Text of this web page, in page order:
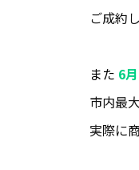
ご成約
また 6
市内最
実際に